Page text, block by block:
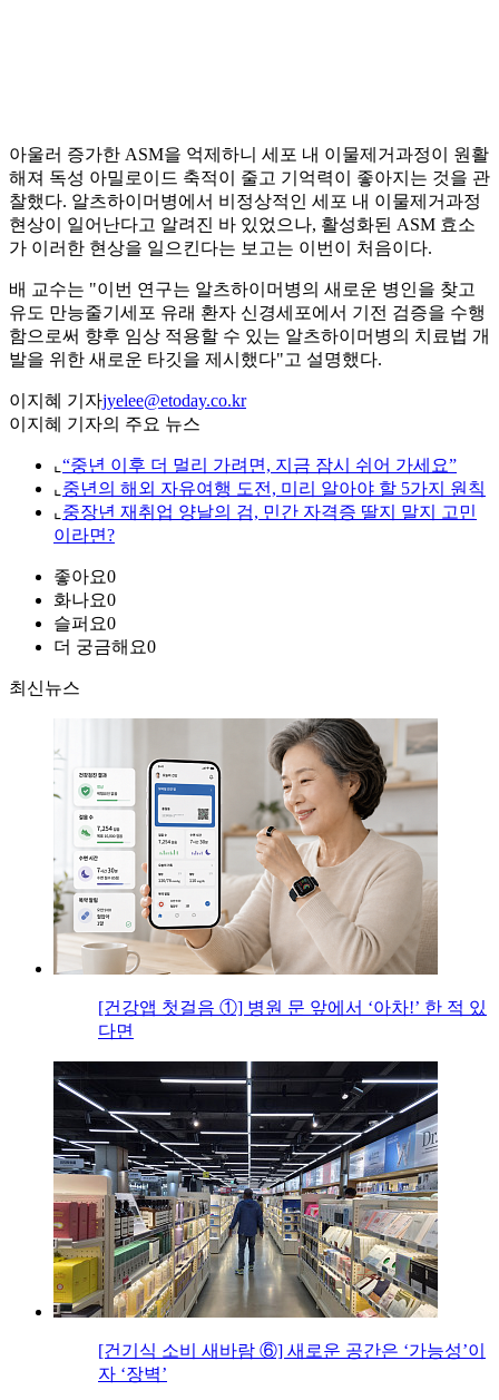
아울러 증가한 ASM을 억제하니 세포 내 이물제거과정이 원활
해져 독성 아밀로이드 축적이 줄고 기억력이 좋아지는 것을 관
찰했다. 알츠하이머병에서 비정상적인 세포 내 이물제거과정
현상이 일어난다고 알려진 바 있었으나, 활성화된 ASM 효소
가 이러한 현상을 일으킨다는 보고는 이번이 처음이다.
배 교수는 "이번 연구는 알츠하이머병의 새로운 병인을 찾고
유도 만능줄기세포 유래 환자 신경세포에서 기전 검증을 수행
함으로써 향후 임상 적용할 수 있는 알츠하이머병의 치료법 개
발을 위한 새로운 타깃을 제시했다"고 설명했다.
이지혜 기자jyelee@etoday.co.kr
이지혜 기자의 주요 뉴스
⌞ “중년 이후 더 멀리 가려면, 지금 잠시 쉬어 가세요”
⌞ 중년의 해외 자유여행 도전, 미리 알아야 할 5가지 원칙
⌞ 중장년 재취업 양날의 검, 민간 자격증 딸지 말지 고민
이라면?
좋아요0
화나요0
슬퍼요0
더 궁금해요0
최신뉴스
[건강앱 첫걸음 ①] 병원 문 앞에서 ‘아차!’ 한 적 있
다면
[건기식 소비 새바람 ⑥] 새로운 공간은 ‘가능성’이
자 ‘장벽’